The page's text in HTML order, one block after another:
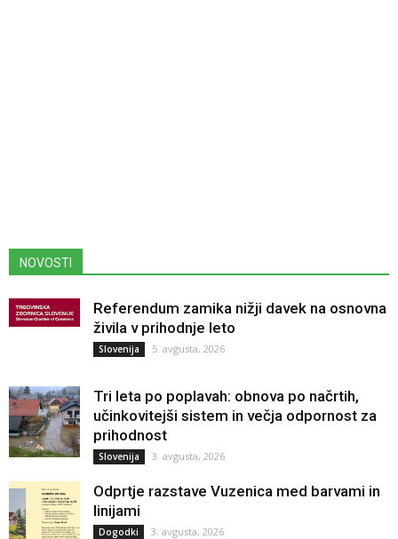
NOVOSTI
Referendum zamika nižji davek na osnovna
živila v prihodnje leto
Slovenija 5. avgusta, 2026
Tri leta po poplavah: obnova po načrtih,
učinkovitejši sistem in večja odpornost za
prihodnost
Slovenija 3. avgusta, 2026
Odprtje razstave Vuzenica med barvami in
linijami
Dogodki 3. avgusta, 2026